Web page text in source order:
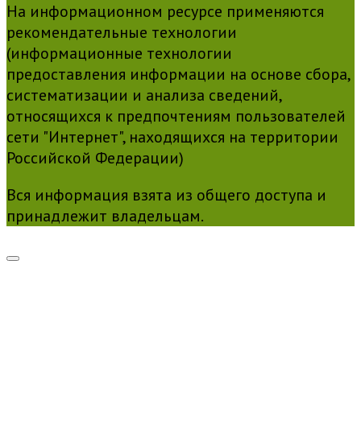
На информационном ресурсе применяются
рекомендательные технологии
(информационные технологии
предоставления информации на основе сбора,
систематизации и анализа сведений,
относящихся к предпочтениям пользователей
сети "Интернет", находящихся на территории
Российской Федерации)
Вся информация взята из общего доступа и
принадлежит владельцам.